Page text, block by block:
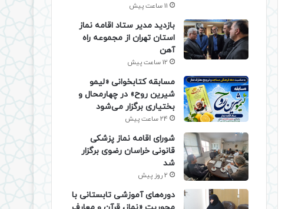
11 ساعت پیش
بازدید مدیر ستاد اقامه نماز
استان تهران از مجموعه راه
آهن
12 ساعت پیش
مسابقه کتابخوانی «لیمو
شیرین روح» در چهارمحال و
بختیاری برگزار می‌شود
24 ساعت پیش
شورای اقامه نماز پزشکی
قانونی خراسان رضوی برگزار
شد
2 روز پیش
دوره‌های آموزشی تابستانی با